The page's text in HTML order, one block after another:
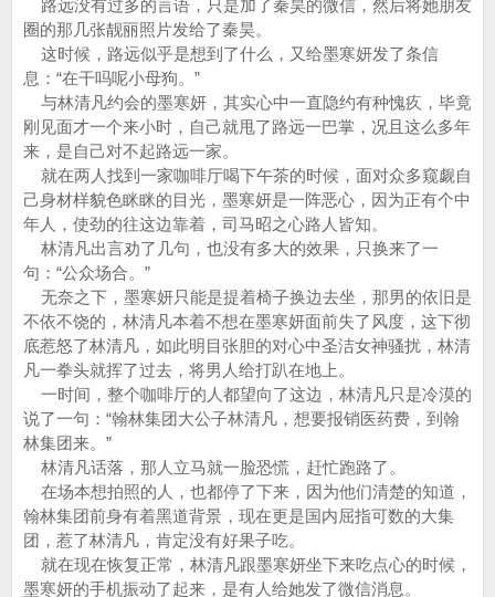
路远没有过多的言语，只是加了秦昊的微信，然后将她朋友
圈的那几张靓丽照片发给了秦昊。
这时候，路远似乎是想到了什么，又给墨寒妍发了条信
息：“在干吗呢小母狗。”
与林清凡约会的墨寒妍，其实心中一直隐约有种愧疚，毕竟
刚见面才一个来小时，自己就甩了路远一巴掌，况且这么多年
来，是自己对不起路远一家。
就在两人找到一家咖啡厅喝下午茶的时候，面对众多窥觑自
己身材样貌色眯眯的目光，墨寒妍是一阵恶心，因为正有个中
年人，使劲的往这边靠着，司马昭之心路人皆知。
林清凡出言劝了几句，也没有多大的效果，只换来了一
句：“公众场合。”
无奈之下，墨寒妍只能是提着椅子换边去坐，那男的依旧是
不依不饶的，林清凡本着不想在墨寒妍面前失了风度，这下彻
底惹怒了林清凡，如此明目张胆的对心中圣洁女神骚扰，林清
凡一拳头就挥了过去，将男人给打趴在地上。
一时间，整个咖啡厅的人都望向了这边，林清凡只是冷漠的
说了一句：“翰林集团大公子林清凡，想要报销医药费，到翰
林集团来。”
林清凡话落，那人立马就一脸恐慌，赶忙跑路了。
在场本想拍照的人，也都停了下来，因为他们清楚的知道，
翰林集团前身有着黑道背景，现在更是国内屈指可数的大集
团，惹了林清凡，肯定没有好果子吃。
就在现在恢复正常，林清凡跟墨寒妍坐下来吃点心的时候，
墨寒妍的手机振动了起来，是有人给她发了微信消息。